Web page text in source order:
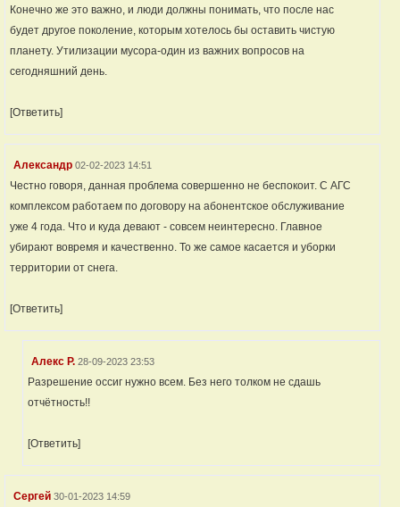
Конечно же это важно, и люди должны понимать, что после нас
будет другое поколение, которым хотелось бы оставить чистую
планету. Утилизации мусора-один из важних вопросов на
сегодняшний день.
[Ответить]
Александр 02-02-2023 14:51
Честно говоря, данная проблема совершенно не беспокоит. С АГС
комплексом работаем по договору на абонентское обслуживание
уже 4 года. Что и куда девают - совсем неинтересно. Главное
убирают вовремя и качественно. То же самое касается и уборки
территории от снега.
[Ответить]
Алекс Р. 28-09-2023 23:53
Разрешение оссиг нужно всем. Без него толком не сдашь
отчётность!!
[Ответить]
Сергей 30-01-2023 14:59